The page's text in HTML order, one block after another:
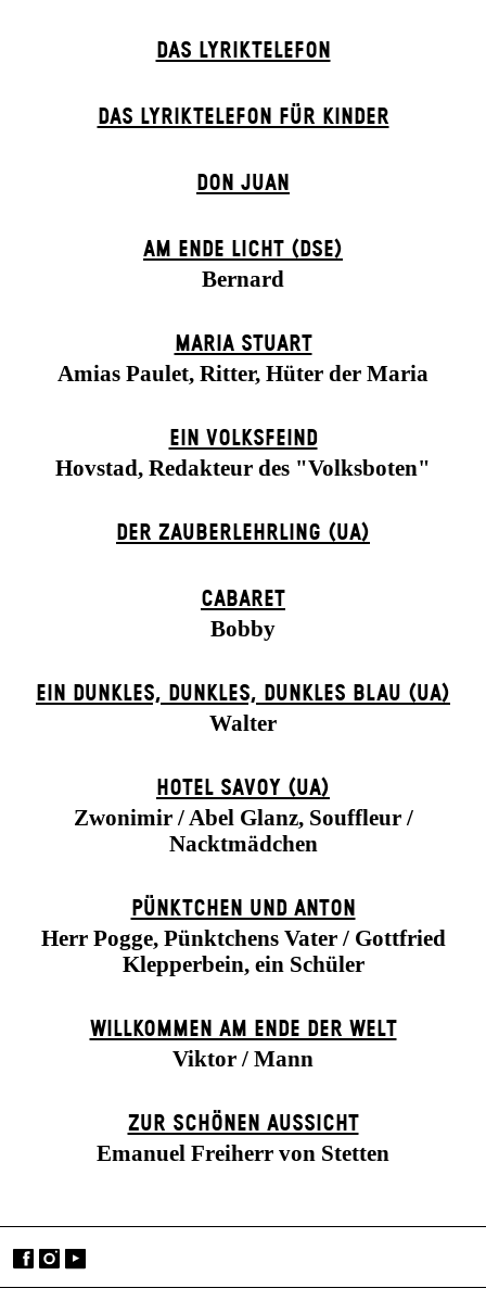
DAS LYRIKTELEFON
DAS LYRIKTELEFON FÜR KINDER
DON JUAN
AM ENDE LICHT (DSE)
Bernard
MARIA STUART
Amias Paulet, Ritter, Hüter der Maria
EIN VOLKS­FEIND
Hovstad, Redakteur des "Volksboten"
DER ZAUBER­LEHRLING (UA)
CABARET
Bobby
EIN DUNK­LES, DUNK­LES, DUNK­LES BLAU (UA)
Walter
HOTEL SAVOY (UA)
Zwonimir / Abel Glanz, Souffleur /
Nacktmädchen
PÜNKTCHEN UND ANTON
Herr Pogge, Pünktchens Vater / Gottfried
Klepperbein, ein Schüler
WILLKOMMEN AM ENDE DER WELT
Viktor / Mann
ZUR SCHÖNEN AUSSICHT
Emanuel Freiherr von Stetten